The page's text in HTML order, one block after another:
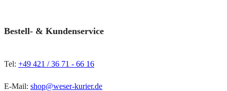
Bestell- & Kundenservice
Tel: +49 421 / 36 71 - 66 16
E-Mail: shop@weser-kurier.de